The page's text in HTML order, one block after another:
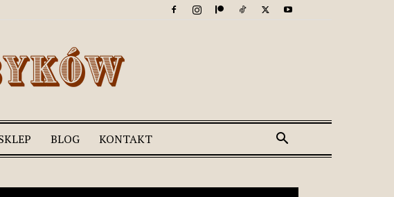
BLOG KONTAKT